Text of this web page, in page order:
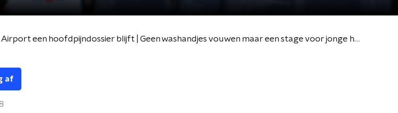
De Dag #226: Waarom Lelystad Airport een hoofdpijndossier blijft | Geen washandjes vouwen maar een stage voor jonge hackers
af